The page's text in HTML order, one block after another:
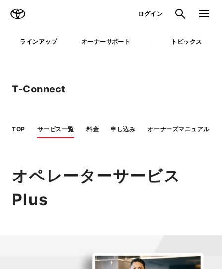
ログイン 検索 メニュ
ラインアップ オーナーサポート トピックス
T-Connect
TOP サービス一覧 料金 申し込み オーナーズマニュアル
オペレーターサービス
Plus